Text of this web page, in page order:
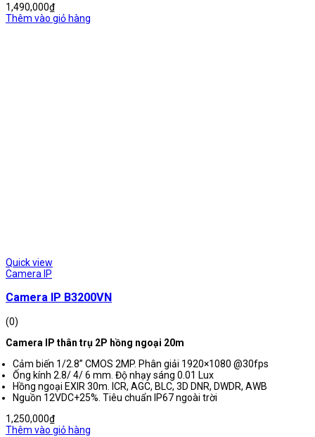
1,490,000₫
Thêm vào giỏ hàng
Quick view
Camera IP
Camera IP B3200VN
(0)
Camera IP thân trụ 2P hồng ngoại 20m
Cảm biến 1/2.8” CMOS 2MP. Phân giải 1920×1080 @30fps
Ống kính 2.8/ 4/ 6 mm. Độ nhạy sáng 0.01 Lux
Hồng ngoại EXIR 30m. ICR, AGC, BLC, 3D DNR, DWDR, AWB
Nguồn 12VDC+25%. Tiêu chuẩn IP67 ngoài trời
1,250,000₫
Thêm vào giỏ hàng